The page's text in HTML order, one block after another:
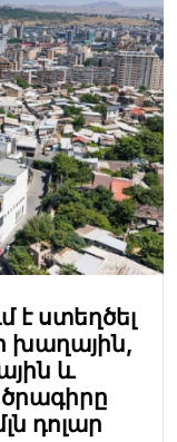
ստեղծել
խաղային,
և
դոլար